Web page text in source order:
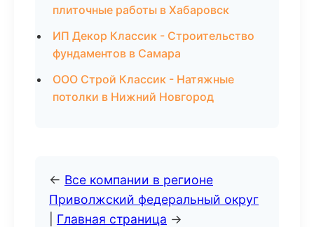
плиточные работы в Хабаровск
ИП Декор Классик - Строительство
фундаментов в Самара
ООО Строй Классик - Натяжные
потолки в Нижний Новгород
← Все компании в регионе
Приволжский федеральный округ
Главная страница →